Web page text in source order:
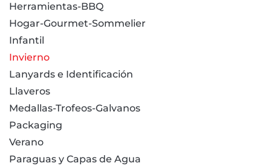
Herramientas-BBQ
Hogar-Gourmet-Sommelier
Infantil
Invierno
Lanyards e Identificación
Llaveros
Medallas-Trofeos-Galvanos
Packaging
Verano
Paraguas y Capas de Agua